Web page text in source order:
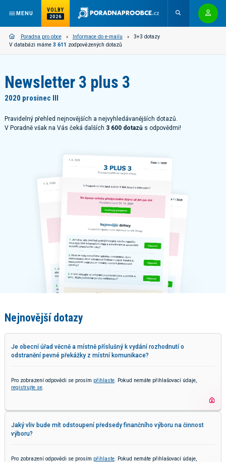
MENU
VOLBY
2026
Poradna pro obce Informace do e-mailu
3+3 dotazy
V databázi máme 3 611 zodpovězených dotazů
Newsletter 3 plus 3
2020 prosinec III
Pravidelný přehled nejnovějších a nejvyhledávanějších dotazů.
V Poradně však na Vás čeká dalších 3 600 dotazů s odpovědmi!
Nejnovější dotazy
Je obecní úřad věcně a místně příslušný k vydání rozhodnutí o
odstranění pevné překážky z místní komunikace?
Pro zobrazení odpovědi se prosím přihlaste . Pokud nemáte přihlašovací údaje,
registrujte se
Jaký vliv bude mít odstoupení předsedy finančního výboru na činnost
výboru?
Pro zobrazení odpovědi se prosím přihlaste . Pokud nemáte přihlašovací údaje,